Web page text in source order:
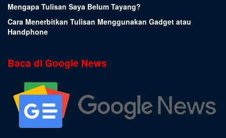
Mengapa Tulisan Saya Belum Tayang?
Cara Menerbitkan Tulisan Menggunakan Gadget atau
Handphone
Baca di Google News